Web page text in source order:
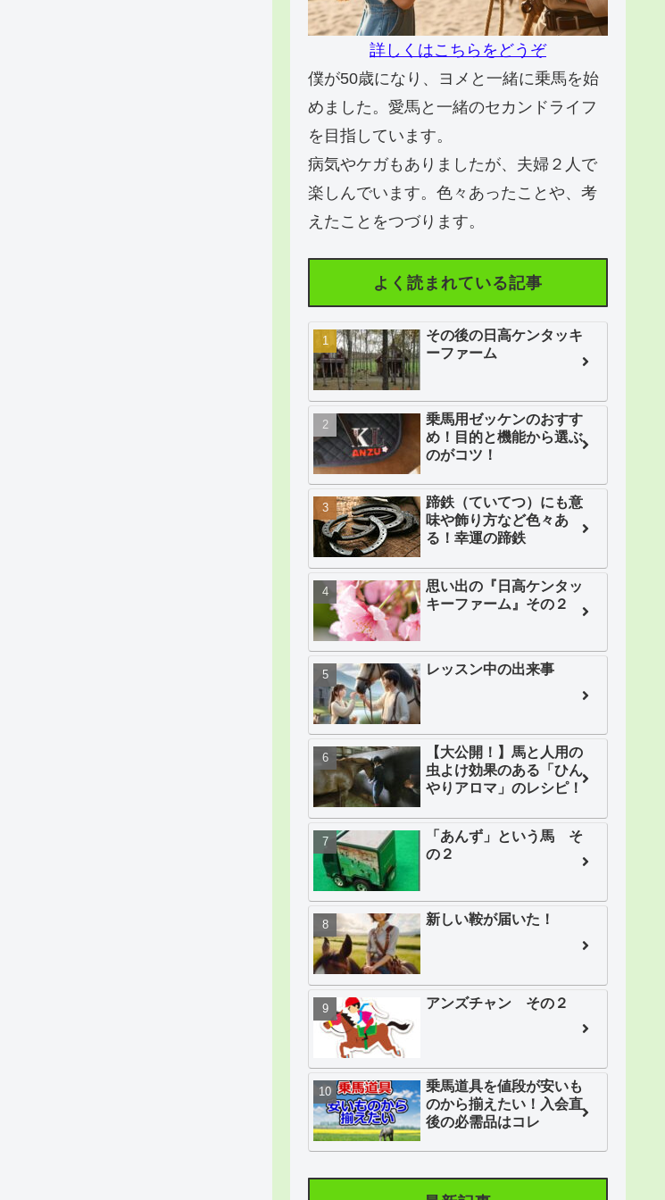
詳しくはこちらをどうぞ
僕が50歳になり、ヨメと一緒に乗馬を始
めました。愛馬と一緒のセカンドライフ
を目指しています。
病気やケガもありましたが、夫婦２人で
楽しんでいます。色々あったことや、考
えたことをつづります。
よく読まれている記事
その後の日高ケンタッキ
ーファーム
乗馬用ゼッケンのおすす
め！目的と機能から選ぶ
のがコツ！
蹄鉄（ていてつ）にも意
味や飾り方など色々あ
る！幸運の蹄鉄
思い出の『日高ケンタッ
キーファーム』その２
レッスン中の出来事
【大公開！】馬と人用の
虫よけ効果のある「ひん
やりアロマ」のレシピ！
「あんず」という馬 そ
の２
新しい鞍が届いた！
アンズチャン その２
乗馬道具を値段が安いも
のから揃えたい！入会直
後の必需品はコレ